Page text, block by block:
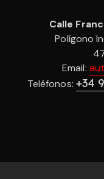
Calle
Polígono
Email:
Teléfonos: +34